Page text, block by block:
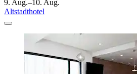
9. Aug.–10. Aug.
Altstadthotel